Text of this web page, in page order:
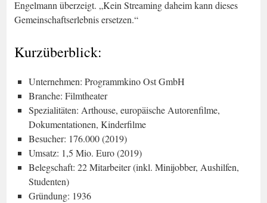
Engelmann überzeigt. „Kein Streaming daheim kann dieses
Gemeinschaftserlebnis ersetzen.“
Kurzüberblick:
Unternehmen: Programmkino Ost GmbH
Branche: Filmtheater
Spezialitäten: Arthouse, europäische Autorenfilme,
Dokumentationen, Kinderfilme
Besucher: 176.000 (2019)
Umsatz: 1,5 Mio. Euro (2019)
Belegschaft: 22 Mitarbeiter (inkl. Minijobber, Aushilfen,
Studenten)
Gründung: 1936